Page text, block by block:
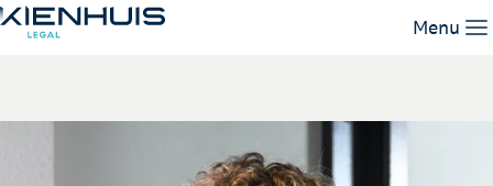
Menu
Unsere Leistungen
Yvonne Nijhuis